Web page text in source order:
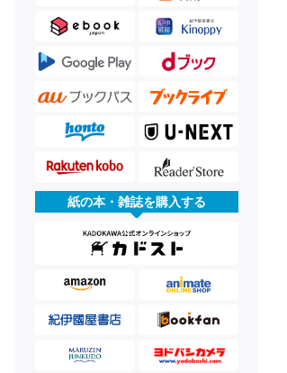
紙の本・雑誌を購入する